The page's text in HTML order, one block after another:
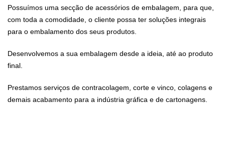
Possuímos uma secção de acessórios de embalagem, para que,
com toda a comodidade, o cliente possa ter soluções integrais
para o embalamento dos seus produtos.
Desenvolvemos a sua embalagem desde a ideia, até ao produto
final.
Prestamos serviços de contracolagem, corte e vinco, colagens e
demais acabamento para a indústria gráfica e de cartonagens.